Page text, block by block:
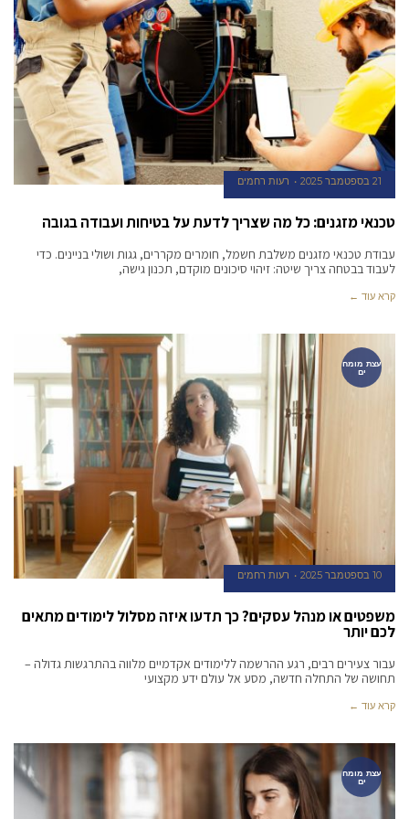
21 בספטמבר 2025 רעות רחמים
טכנאי מזגנים: כל מה שצריך לדעת על בטיחות ועבודה בגובה
עבודת טכנאי מזגנים משלבת חשמל, חומרים מקררים, גגות ושולי בניינים. כדי
לעבוד בבטחה צריך שיטה: זיהוי סיכונים מוקדם, תכנון גישה,
קרא עוד ←
עצת מומח
ים
10 בספטמבר 2025 רעות רחמים
משפטים או מנהל עסקים? כך תדעו איזה מסלול לימודים מתאים
לכם יותר
עבור צעירים רבים, רגע ההרשמה ללימודים אקדמיים מלווה בהתרגשות גדולה –
תחושה של התחלה חדשה, מסע אל עולם ידע מקצועי
קרא עוד ←
עצת מומח
ים